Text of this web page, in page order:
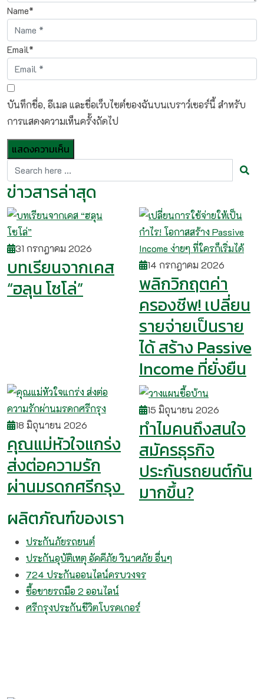
Name*
Email*
บันทึกชื่อ, อีเมล และชื่อเว็บไซต์ของฉันบนเบราว์เซอร์นี้ สำหรับ
การแสดงความเห็นครั้งถัดไป
ข่าวสารล่าสุด
31 กรกฎาคม 2026
บทเรียนจากเคส
“ฮลุน โซโล่”
14 กรกฎาคม 2026
พลิกวิกฤตค่า
ครองชีพ! เปลี่ยน
รายจ่ายเป็นราย
ได้ สร้าง Passive
Income ที่ยั่งยืน
18 มิถุนายน 2026
คุณแม่หัวใจแกร่ง
ส่งต่อความรัก
ผ่านมรดกศรีกรุง
15 มิถุนายน 2026
ทำไมคนถึงสนใจ
สมัครธุรกิจ
ประกันรถยนต์กัน
มากขึ้น?
ผลิตภัณฑ์ของเรา
ประกันภัยรถยนต์
ประกันอุบัติเหตุ อัคคีภัย วินาศภัย อื่นๆ
724 ประกันออนไลน์ครบวงจร
ซื้อขายรถมือ 2 ออนไลน์
ศรีกรุงประกันชีวิตโบรคเกอร์